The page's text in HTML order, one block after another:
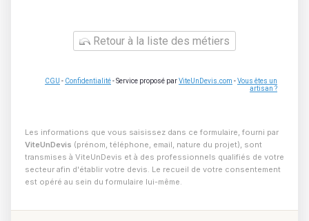
Retour à la liste des métiers
CGU - Confidentialité- Service proposé parViteUnDevis.com -Vous êtes un
artisan ?
Les informations que vous saisissez dans ce formulaire, fourni par
ViteUnDevis (prénom, téléphone, email, nature du projet), sont
transmises à ViteUnDevis et à des professionnels qualifiés de votre
secteur afin d'établir votre devis. Le recueil de votre consentement
est opéré au sein du formulaire lui-même.